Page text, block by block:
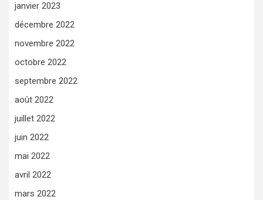
janvier 2023
décembre 2022
novembre 2022
octobre 2022
septembre 2022
août 2022
juillet 2022
juin 2022
mai 2022
avril 2022
mars 2022